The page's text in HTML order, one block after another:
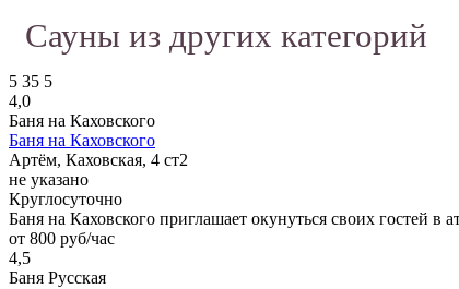
Сауны из других категорий
5 35 5
4,0
Баня на Каховского
Баня на Каховского
Артём, Каховская, 4 ст2
не указано
Круглосуточно
Баня на Каховского приглашает окунуться своих гостей
от 800 руб/час
4,5
Баня Русская